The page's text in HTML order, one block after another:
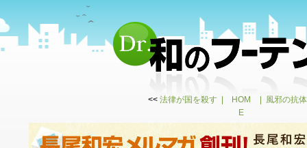
<< 法律が国を殺す
HOM
E
風邪の抗